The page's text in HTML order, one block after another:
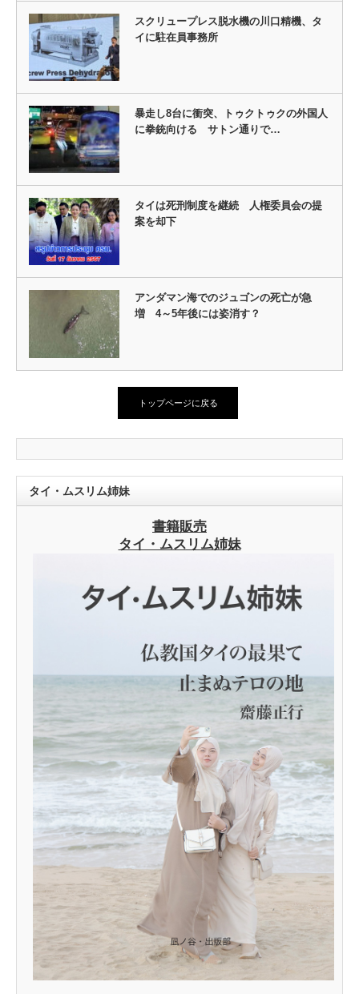
スクリュープレス脱水機の川口精機、タ
イに駐在員事務所
暴走し8台に衝突、トゥクトゥクの外国人
に拳銃向ける サトン通りで…
タイは死刑制度を継続 人権委員会の提
案を却下
アンダマン海でのジュゴンの死亡が急
増 4～5年後には姿消す？
トップページに戻る
タイ・ムスリム姉妹
書籍販売
タイ・ムスリム姉妹